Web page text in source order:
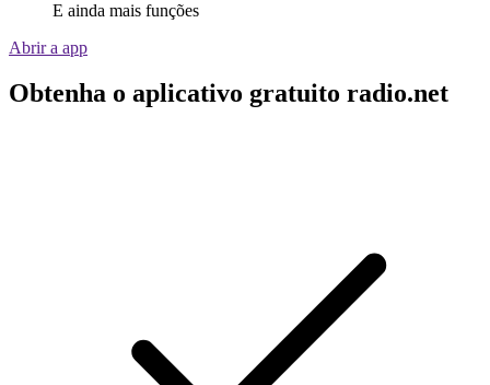
E ainda mais funções
Abrir a app
Obtenha o aplicativo gratuito radio.net